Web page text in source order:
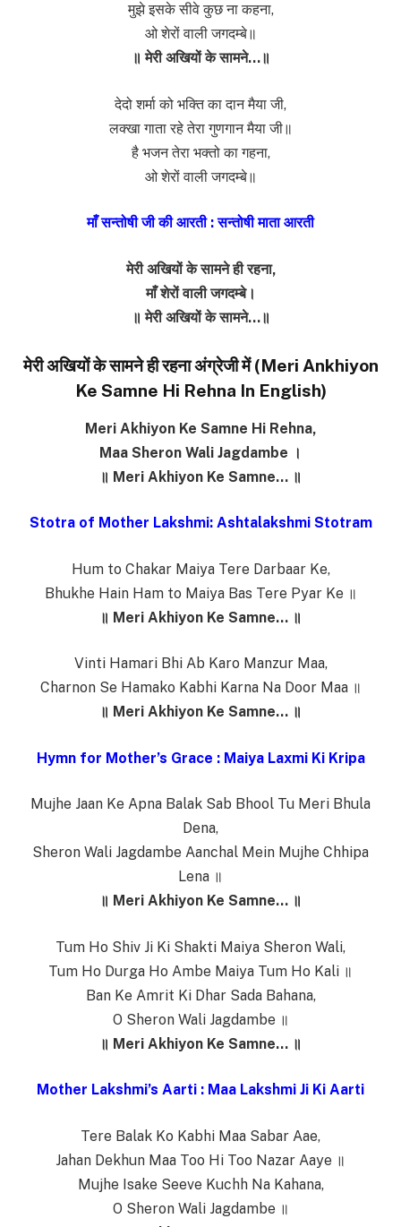
मुझे इसके सीवे कुछ ना कहना,
ओ शेरों वाली जगदम्बे॥
॥ मेरी अखियों के सामने…॥
देदो शर्मा को भक्ति का दान मैया जी,
लक्खा गाता रहे तेरा गुणगान मैया जी॥
है भजन तेरा भक्तो का गहना,
ओ शेरों वाली जगदम्बे॥
माँ सन्तोषी जी की आरती : सन्तोषी माता आरती
मेरी अखियों के सामने ही रहना,
माँ शेरों वाली जगदम्बे।
॥ मेरी अखियों के सामने…॥
मेरी अखियों के सामने ही रहना अंग्रेजी में (Meri Ankhiyon
Ke Samne Hi Rehna In English)
Meri Akhiyon Ke Samne Hi Rehna,
Maa Sheron Wali Jagdambe ।
॥ Meri Akhiyon Ke Samne… ॥
Stotra of Mother Lakshmi: Ashtalakshmi Stotram
Hum to Chakar Maiya Tere Darbaar Ke,
Bhukhe Hain Ham to Maiya Bas Tere Pyar Ke ॥
॥ Meri Akhiyon Ke Samne… ॥
Vinti Hamari Bhi Ab Karo Manzur Maa,
Charnon Se Hamako Kabhi Karna Na Door Maa ॥
॥ Meri Akhiyon Ke Samne… ॥
Hymn for Mother’s Grace : Maiya Laxmi Ki Kripa
Mujhe Jaan Ke Apna Balak Sab Bhool Tu Meri Bhula
Dena,
Sheron Wali Jagdambe Aanchal Mein Mujhe Chhipa
Lena ॥
॥ Meri Akhiyon Ke Samne… ॥
Tum Ho Shiv Ji Ki Shakti Maiya Sheron Wali,
Tum Ho Durga Ho Ambe Maiya Tum Ho Kali ॥
Ban Ke Amrit Ki Dhar Sada Bahana,
O Sheron Wali Jagdambe ॥
॥ Meri Akhiyon Ke Samne… ॥
Mother Lakshmi’s Aarti : Maa Lakshmi Ji Ki Aarti
Tere Balak Ko Kabhi Maa Sabar Aae,
Jahan Dekhun Maa Too Hi Too Nazar Aaye ॥
Mujhe Isake Seeve Kuchh Na Kahana,
O Sheron Wali Jagdambe ॥